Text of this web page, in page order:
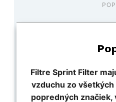
Filtre Sprint Filter
vzduchu zo
popredných značiek,